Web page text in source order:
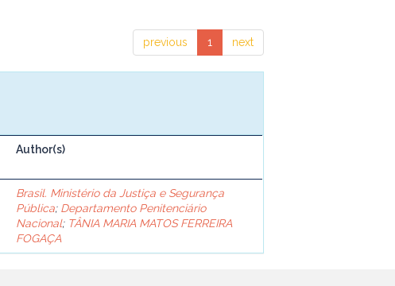
previous 1 next
Author(s)
Brasil. Ministério da Justiça e Segurança
Pública; Departamento Penitenciário
Nacional; TÂNIA MARIA MATOS FERREIRA
FOGAÇA